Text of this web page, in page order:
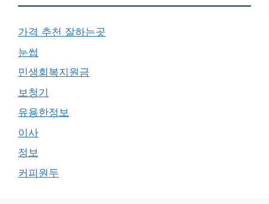
가격 추천 잘하는곳
눈썹
민생회복지원금
보청기
유용한정보
이사
정보
커피원두